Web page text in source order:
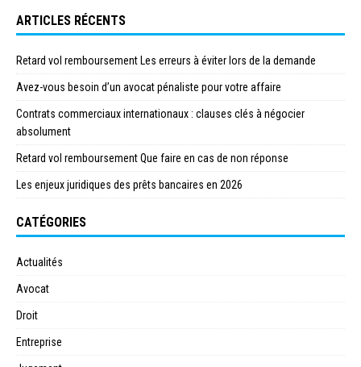
ARTICLES RÉCENTS
Retard vol remboursement Les erreurs à éviter lors de la demande
Avez-vous besoin d’un avocat pénaliste pour votre affaire
Contrats commerciaux internationaux : clauses clés à négocier
absolument
Retard vol remboursement Que faire en cas de non réponse
Les enjeux juridiques des prêts bancaires en 2026
CATÉGORIES
Actualités
Avocat
Droit
Entreprise